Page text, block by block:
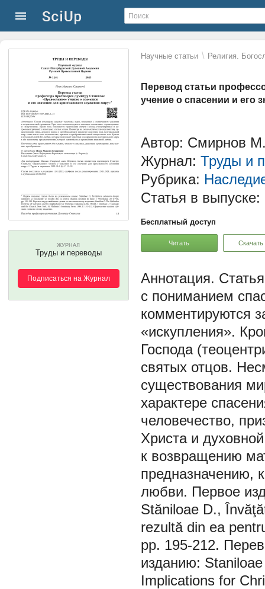
Научные статьи \ Религия.
Перевод статьи
учение о спасении и его
ЖУРНАЛ
Труды и переводы
Подписаться на Журнал
Автор: Смирнов
Журнал: Труды и
Рубрика:
Статья в выпуске:
Бесплатный доступ
Читать Скачать
с пониманием
комментируются
«искупления».
Господа
святых отцов.
существования
характере
человечество,
Христа и
к возвращению
предназначению,
любви. Первое
Stăniloae D.,
rezultă din ea
pp. 195-212.
изданию:
Implications for